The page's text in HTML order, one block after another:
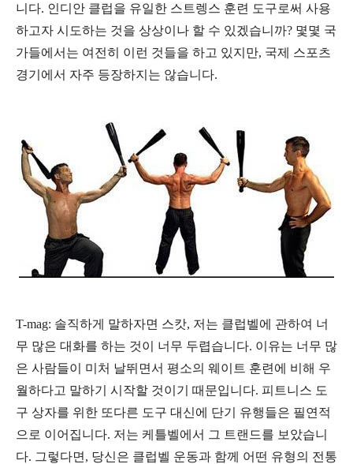
니다. 인디안 클럽을 유일한 스트렝스 훈련 도구로써 사용
하고자 시도하는 것을 상상이나 할 수 있겠습니까? 몇몇 국
가들에서는 여전히 이런 것들을 하고 있지만, 국제 스포츠
경기에서 자주 등장하지는 않습니다.
T-mag: 솔직하게 말하자면 스캇, 저는 클럽벨에 관하여 너
무 많은 대화를 하는 것이 너무 두렵습니다. 이유는 너무 많
은 사람들이 미처 날뛰면서 평소의 웨이트 훈련에 비해 우
월하다고 말하기 시작할 것이기 때문입니다. 피트니스 도
구 상자를 위한 또다른 도구 대신에 단기 유행들은 필연적
으로 이어집니다. 저는 케틀벨에서 그 트랜드를 보았습니
다. 그렇다면, 당신은 클럽벨 운동과 함께 어떤 유형의 전통